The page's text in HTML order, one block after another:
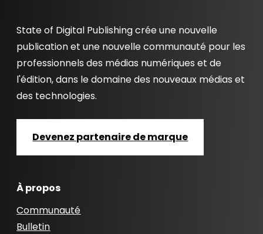
State of Digital Publishing crée une nouvelle
publication et une nouvelle communauté pour les
professionnels des médias numériques et de
l'édition, dans le domaine des nouveaux médias et
des technologies.
Devenez partenaire de marque
À propos
Communauté
Bulletin